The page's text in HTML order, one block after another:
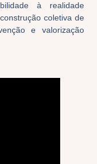
à realidade
coletiva de
e valorização